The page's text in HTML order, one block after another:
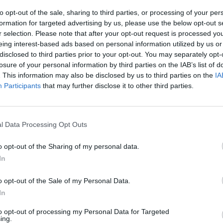
opt-out of the sale, sharing to third parties, or processing of your
for targeted advertising by us, please use the below opt-out
selection. Please note that after your opt-out request is processed
interest-based ads based on personal information utilized by us
to third parties prior to your opt-out. You may separately
of your personal information by third parties on the IAB’s list of
This information may also be disclosed by us to third parties on the
Participants that may further disclose it to other third parties.
Data Processing Opt Outs
opt-out of the Sharing of my personal data.
opt-out of the Sale of my Personal Data.
opt-out of processing my Personal Data for Targeted
Kriza e PD, Vangjeli: Grupi
nuk ka elektorat,
rezultatin e zgjedhjeve
ardhshme
schedule 14:55 / 19/10/2022
është i tillë”, nëna e
bashkëshortit
“Më zhveshi”, rrëfehet
mua dhe motrën